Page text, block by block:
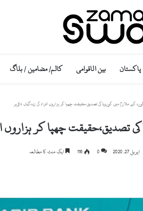
پاکستان بین الاقوامی کالم/ مضامین / بلاگ
کے ملازم میں کورونا کی تصدیق،حقیقت چھپا کر ہزاروں افراد کی زندگیاں داؤ پر
چھپا کر ہزاروں
اپریل 27, 2020 0
116 ایک منٹ کا مطالعہ